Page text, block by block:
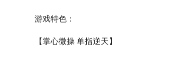
游戏特色：
【掌心微操 单指逆天】